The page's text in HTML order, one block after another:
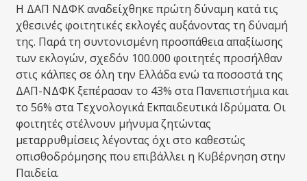
Η ΔΑΠ ΝΔΦΚ αναδείχθηκε πρώτη δύναμη κατά τις
χθεσινές φοιτητικές εκλογές αυξάνοντας τη δύναμή
της. Παρά τη συντονισμένη προσπάθεια απαξίωσης
των εκλογών, σχεδόν 100.000 φοιτητές προσήλθαν
στις κάλπες σε όλη την Ελλάδα ενώ τα ποσοστά της
ΔΑΠ-ΝΔΦΚ ξεπέρασαν το 43% στα Πανεπιστήμια και
το 56% στα Τεχνολογικά Εκπαιδευτικά Ιδρύματα. Οι
φοιτητές στέλνουν μήνυμα ζητώντας
μεταρρυθμίσεις λέγοντας όχι στο καθεστώς
οπισθοδρόμησης που επιβάλλει η Κυβέρνηση στην
Παιδεία.